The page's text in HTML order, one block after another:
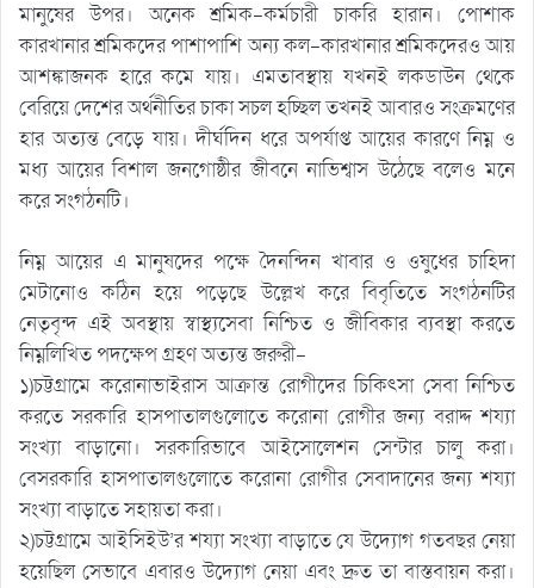
মানুষের উপর। অনেক শ্রমিক-কর্মচারী চাকরি হারান। পোশাক
কারখানার শ্রমিকদের পাশাপাশি অন্য কল-কারখানার শ্রমিকদেরও আয়
আশঙ্কাজনক হারে কমে যায়। এমতাবস্থায় যখনই লকডাউন থেকে
বেরিয়ে দেশের অর্থনীতির চাকা সচল হচ্ছিল তখনই আবারও সংক্রমণের
হার অত্যন্ত বেড়ে যায়। দীর্ঘদিন ধরে অপর্যাপ্ত আয়ের কারণে নিম্ন ও
মধ্য আয়ের বিশাল জনগোষ্ঠীর জীবনে নাভিশ্বাস উঠেছে বলেও মনে
করে সংগঠনটি।
নিম্ন আয়ের এ মানুষদের পক্ষে দৈনন্দিন খাবার ও ওষুধের চাহিদা
মেটানোও কঠিন হয়ে পড়েছে উল্লেখ করে বিবৃতিতে সংগঠনটির
নেতৃবৃন্দ এই অবস্থায় স্বাস্থ্যসেবা নিশ্চিত ও জীবিকার ব্যবস্থা করতে
নিম্নলিখিত পদক্ষেপ গ্রহণ অত্যন্ত জরুরী-
১)চট্টগ্রামে করোনাভাইরাস আক্রান্ত রোগীদের চিকিৎসা সেবা নিশ্চিত
করতে সরকারি হাসপাতালগুলোতে করোনা রোগীর জন্য বরাদ্দ শয্যা
সংখ্যা বাড়ানো। সরকারিভাবে আইসোলেশন সেন্টার চালু করা।
বেসরকারি হাসপাতালগুলোতে করোনা রোগীর সেবাদানের জন্য শয্যা
সংখ্যা বাড়াতে সহায়তা করা।
২)চট্টগ্রামে আইসিইউ’র শয্যা সংখ্যা বাড়াতে যে উদ্যোগ গতবছর নেয়া
হয়েছিল সেভাবে এবারও উদ্যোগ নেয়া এবং দ্রুত তা বাস্তবায়ন করা।